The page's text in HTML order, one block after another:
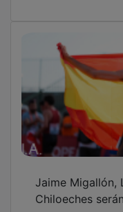
Chiloeches